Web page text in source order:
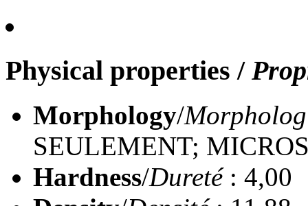
Physical properties /
Morphology/
SEULEMENT;
Hardness/Dureté: 4,00